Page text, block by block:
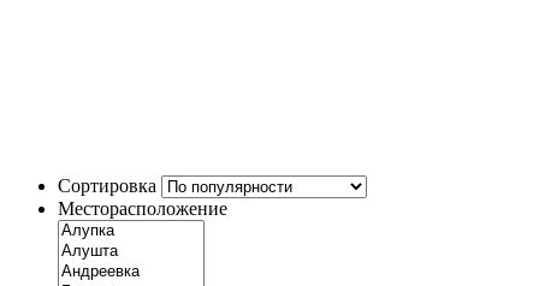
Сортировка
Месторасположение